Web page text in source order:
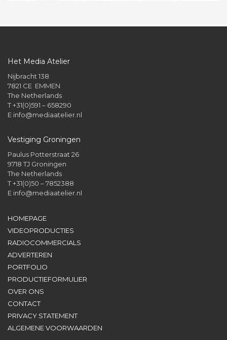
Het Media Atelier
Nijbracht 138
7821 CE EMMEN
The Netherlands
T +31(0)591 – 658290
E info@mediaatelier.nl
Vestiging Groningen
Paulus Potterstraat 26
9718 TJ Groningen
The Netherlands
T +31(0)50 – 7852388
E info@mediaatelier.nl
HOMEPAGE
VIDEOPRODUCTIES
RADIOCOMMERCIALS
ADVERTEREN
PORTFOLIO
PRODUCTIEFORMULIER
OVER ONS
CONTACT
PRIVACY STATEMENT
ALGEMENE VOORWAARDEN